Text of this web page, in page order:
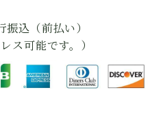
込（前払い）
ス可能です。）